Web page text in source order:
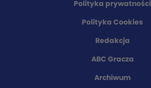
Polityka prywatności
Polityka Cookies
Redakcja
ABC Gracza
Archiwum